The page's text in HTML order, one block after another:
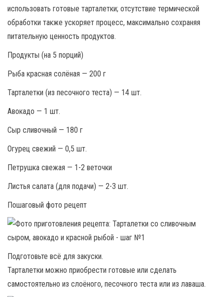
использовать готовые тарталетки; отсутствие термической
обработки также ускоряет процесс, максимально сохраняя
питательную ценность продуктов.
Продукты (на 5 порций)
Рыба красная солёная — 200 г
Тарталетки (из песочного теста) — 14 шт.
Авокадо — 1 шт.
Сыр сливочный — 180 г
Огурец свежий — 0,5 шт.
Петрушка свежая — 1-2 веточки
Листья салата (для подачи) — 2-3 шт.
Пошаговый фото рецепт
Подготовьте всё для закуски.
Тарталетки можно приобрести готовые или сделать
самостоятельно из слоёного, песочного теста или из лаваша.